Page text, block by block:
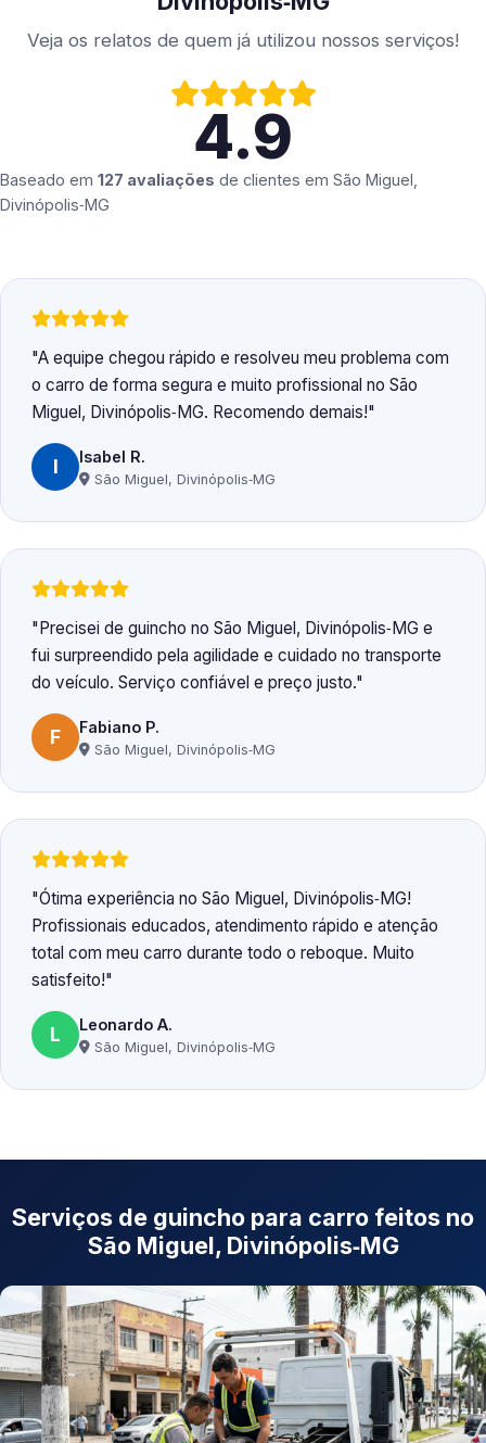
Veja os relatos de quem já utilizou nossos serviços!
4.9
Baseado em 127 avaliações de clientes em São Miguel,
Divinópolis‑MG
A equipe chegou rápido e resolveu meu problema com
o carro de forma segura e muito profissional no São
Miguel, Divinópolis‑MG. Recomendo demais!
I Isabel R.
São Miguel, Divinópolis‑MG
Precisei de guincho no São Miguel, Divinópolis‑MG e
fui surpreendido pela agilidade e cuidado no transporte
do veículo. Serviço confiável e preço justo.
F Fabiano P.
São Miguel, Divinópolis‑MG
Ótima experiência no São Miguel, Divinópolis‑MG!
Profissionais educados, atendimento rápido e atenção
total com meu carro durante todo o reboque. Muito
satisfeito!
L Leonardo A.
São Miguel, Divinópolis‑MG
Serviços de guincho para carro feitos no
São Miguel, Divinópolis‑MG